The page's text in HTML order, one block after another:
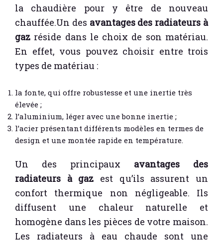
la chaudière pour y être de nouveau
chauffée.Un des avantages des radiateurs à
gaz réside dans le choix de son matériau.
En effet, vous pouvez choisir entre trois
types de matériau :
la fonte, qui offre robustesse et une inertie très
élevée ;
l’aluminium, léger avec une bonne inertie ;
l’acier présentant différents modèles en termes de
design et une montée rapide en température.
Un des principaux avantages des
radiateurs à gaz est qu’ils assurent un
confort thermique non négligeable. Ils
diffusent une chaleur naturelle et
homogène dans les pièces de votre maison.
Les radiateurs à eau chaude sont une